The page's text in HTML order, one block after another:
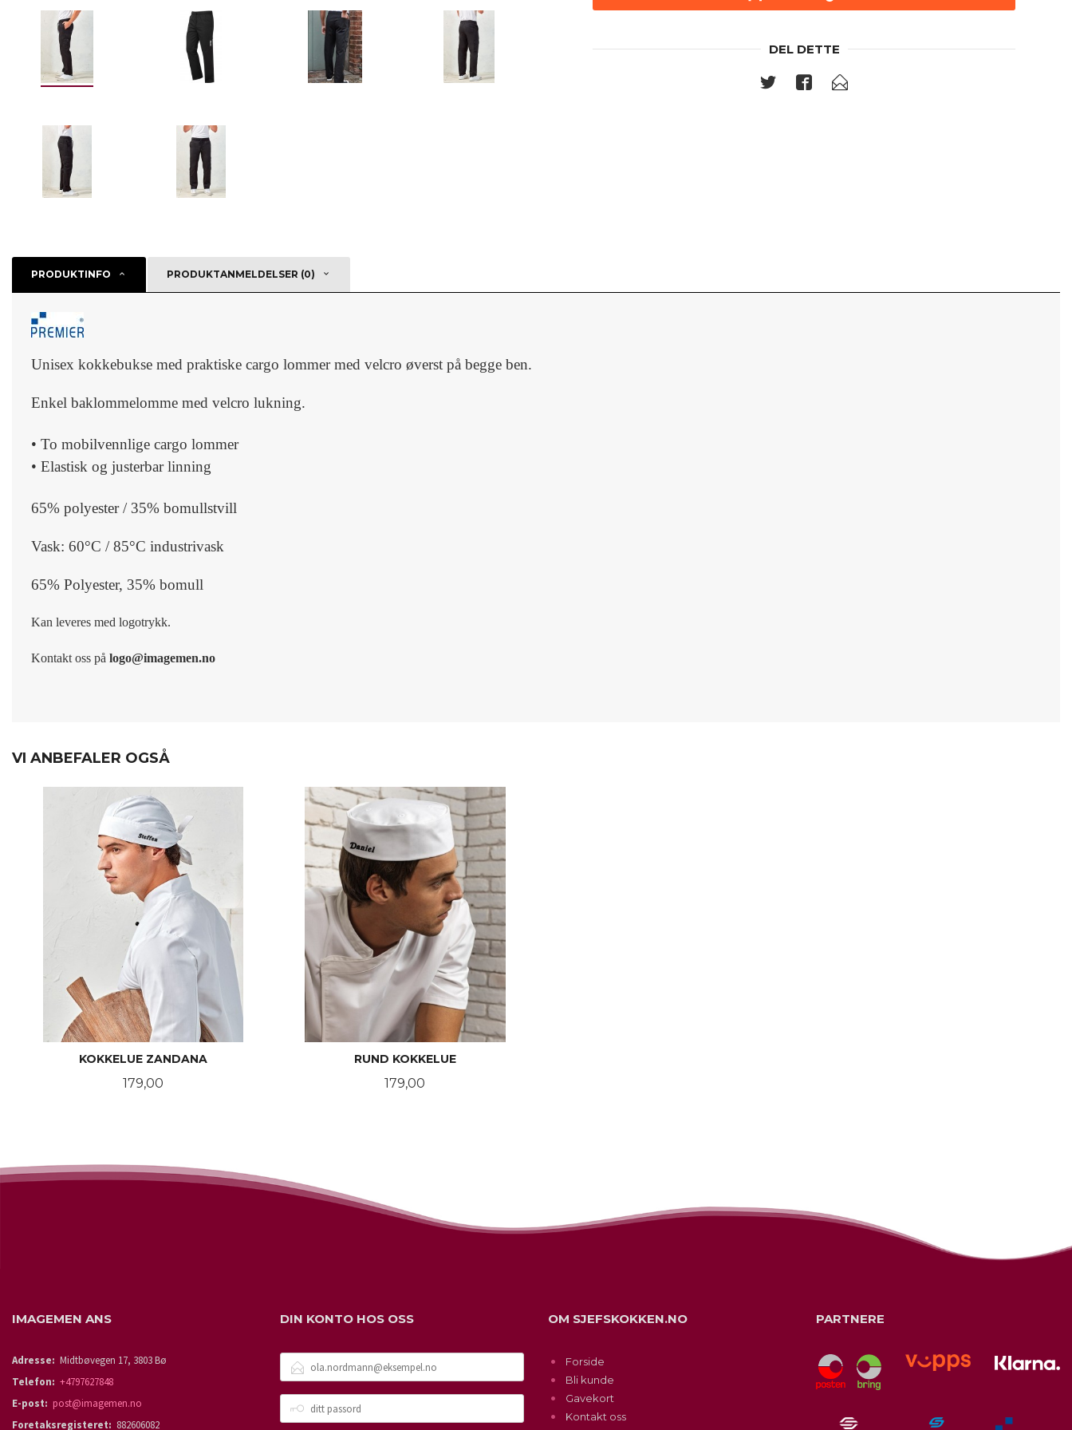
DEL DETTE
PRODUKTINFO PRODUKTANMELDELSER (0)
Unisex kokkebukse med praktiske cargo lommer med velcro øverst på begge ben.
Enkel baklommelomme med velcro lukning.
• To mobilvennlige cargo lommer
• Elastisk og justerbar linning
65% polyester / 35% bomullstvill
Vask: 60°C / 85°C industrivask
65% Polyester, 35% bomull
Kan leveres med logotrykk.
Kontakt oss på logo@imagemen.no
VI ANBEFALER OGSÅ
KOKKELUE ZANDANA
Pris
179,00
RUND KOKKELUE
Pris
179,00
IMAGEMEN ANS
Adresse: Midtbøvegen 17, 3803 Bø
Telefon: +4797627848
E-post: post@imagemen.no
Foretaksregisteret: 882606082
DIN KONTO HOS OSS
POSTADRESSE
PASSORD
OM SJEFSKOKKEN.NO
Forside
Bli kunde
Gavekort
Kontakt oss
PARTNERE